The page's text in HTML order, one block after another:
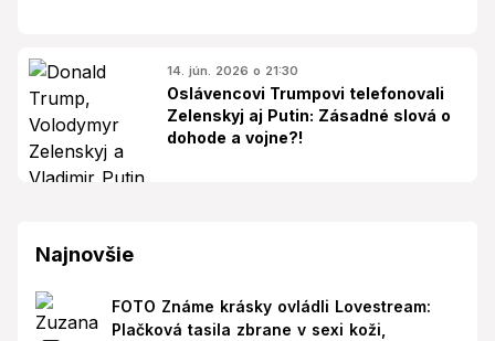
14. jún. 2026 o 21:30
Oslávencovi Trumpovi telefonovali
Zelenskyj aj Putin: Zásadné slová o
dohode a vojne?!
Najnovšie
FOTO Známe krásky ovládli Lovestream:
Plačková tasila zbrane v sexi koži,